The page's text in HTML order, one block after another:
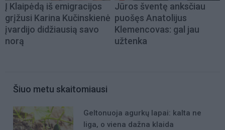
Į Klaipėdą iš emigracijos
grįžusi Karina Kučinskienė
įvardijo didžiausią savo
norą
Jūros šventę anksčiau
puošęs Anatolijus
Klemencovas: gal jau
užtenka
Šiuo metu skaitomiausi
Geltonuoja agurkų lapai: kalta ne
liga, o viena dažna klaida